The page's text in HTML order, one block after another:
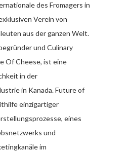
des Fromagers in
Verein von
aus der ganzen Welt.
und Culinary
Of Cheese, ist eine
in der
in Kanada. Future of
einzigartiger
eines
und
im